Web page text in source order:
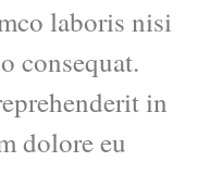
laboris nisi
consequat.
in
dolore eu